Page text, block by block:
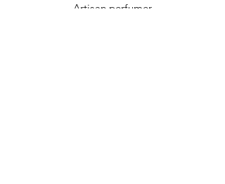
Artisan perfumer